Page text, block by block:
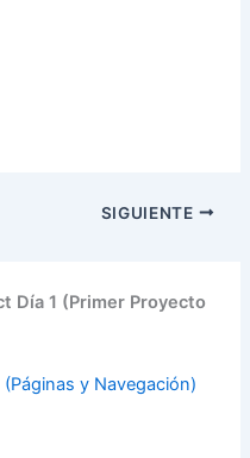
SIGUIENTE
Día 1 (Primer Proyecto
(Páginas y Navegación)